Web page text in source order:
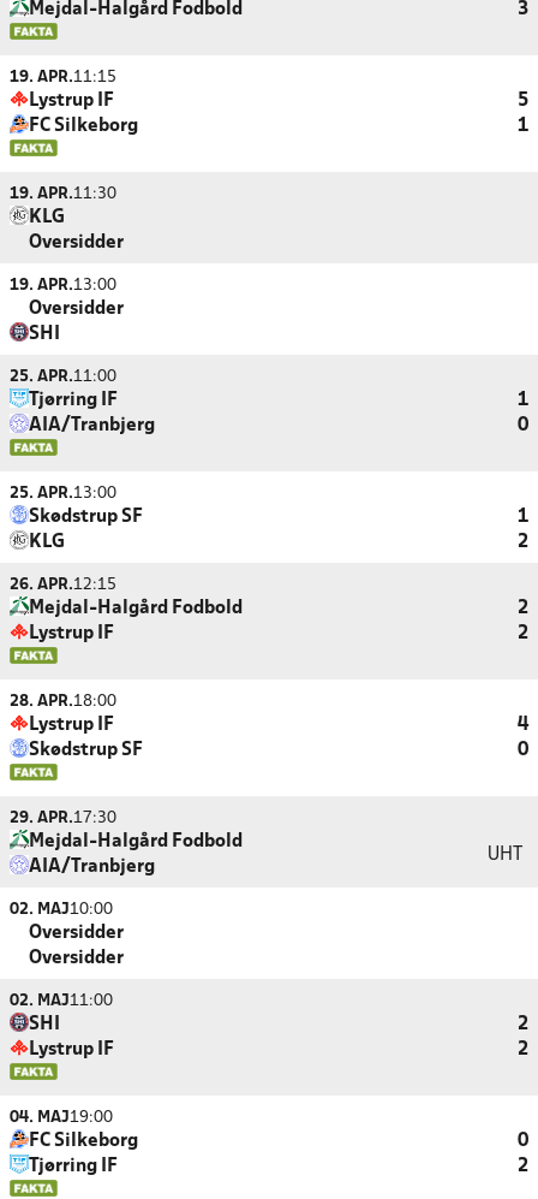
Mejdal-Halgård Fodbold 3
19. APR.11:15
Lystrup IF
5
FC Silkeborg
1
19. APR.11:30
KLG
Oversidder
19. APR.13:00
Oversidder
SHI
25. APR.11:00
Tjørring IF
1
AIA/Tranbjerg
0
25. APR.13:00
Skødstrup SF
1
KLG
2
26. APR.12:15
Mejdal-Halgård Fodbold
2
Lystrup IF
2
28. APR.18:00
Lystrup IF
4
Skødstrup SF
0
29. APR.17:30
Mejdal-Halgård Fodbold
AIA/Tranbjerg
UHT
02. MAJ10:00
Oversidder
Oversidder
02. MAJ11:00
SHI
2
Lystrup IF
2
04. MAJ19:00
FC Silkeborg
0
Tjørring IF
2